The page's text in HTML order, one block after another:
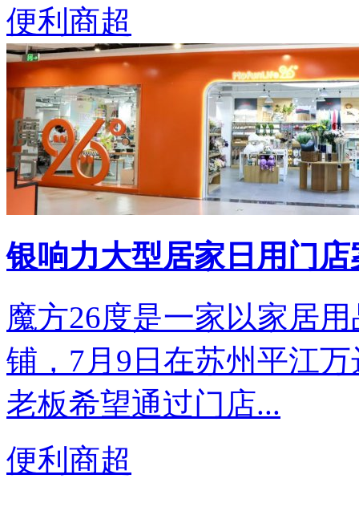
便利商超
银响力大型居家日用门
魔方26度是一家以家居
铺，7月9日在苏州平江
老板希望通过门店...
便利商超